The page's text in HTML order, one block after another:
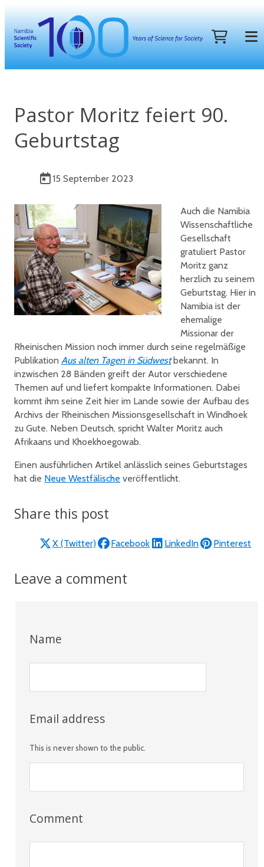
Pastor Moritz feiert 90.
Geburtstag
15 September 2023
Auch die Namibia
Wissenschaftliche
Gesellschaft
gratuliert Pastor
Moritz ganz
herzlich zu seinem
Geburtstag. Hier in
Namibia ist der
ehemalige
Missionar der
Rheinischen Mission noch immer durch seine regelmäßige
Publikation Aus alten Tagen in Südwestbekannt. In
inzwischen 28 Bänden greift der Autor verschiedene
Themen auf und liefert kompakte Informationen. Dabei
kommt ihm seine Zeit hier im Lande sowie der Aufbau des
Archivs der Rheinischen Missionsgesellschaft in Windhoek
zu Gute. Neben Deutsch, spricht Walter Moritz auch
Afrikaans und Khoekhoegowab.
Einen ausführlichen Artikel anlässlich seines Geburtstages
hat die Neue Westfälische veröffentlicht.
Share this post
X (Twitter) Facebook LinkedIn Pinterest
Leave a comment
Name
Email address
This is never shown to the public.
Comment